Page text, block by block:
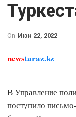
On Июн 22, 2022
newstaraz.kz
В Управление
поступило